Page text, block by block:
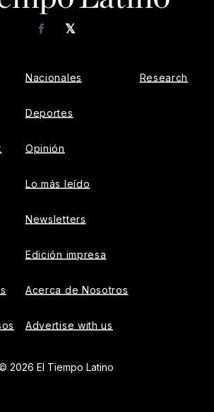
𝕏
Facebook
Nacionales
Deportes
Opinión
Lo más leído
Newsletters
Edición impresa
Acerca de Nosotros
Advertise with us
Research
2026 El Tiempo Latino